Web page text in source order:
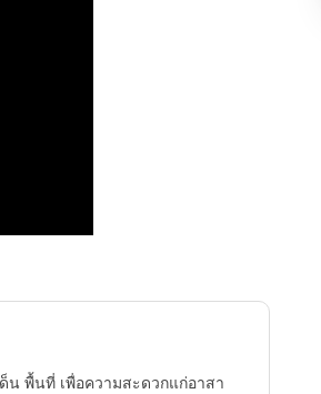
น พื้นที่ เพื่อความสะดวกแก่อาสา